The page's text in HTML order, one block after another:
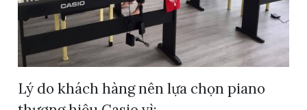
Lý do khách hàng nên lựa chọn piano